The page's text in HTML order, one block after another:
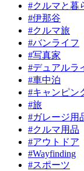
#クルマと暮
#伊那谷
#クルマ旅
#バンライフ
#写真家
#デュアルラ
#車中泊
#キャンピン
#旅
#ガレージ用
#クルマ用品
#アウトドア
#Wayfinding
#スポーツ